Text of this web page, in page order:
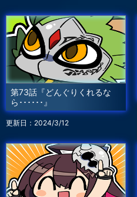
第73話『どんぐりくれるな
ら･･････』
更新日：2024/3/12